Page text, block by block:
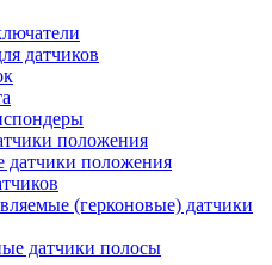
датчиков
положения
датчики положения
(герконовые) датчики
датчики полосы